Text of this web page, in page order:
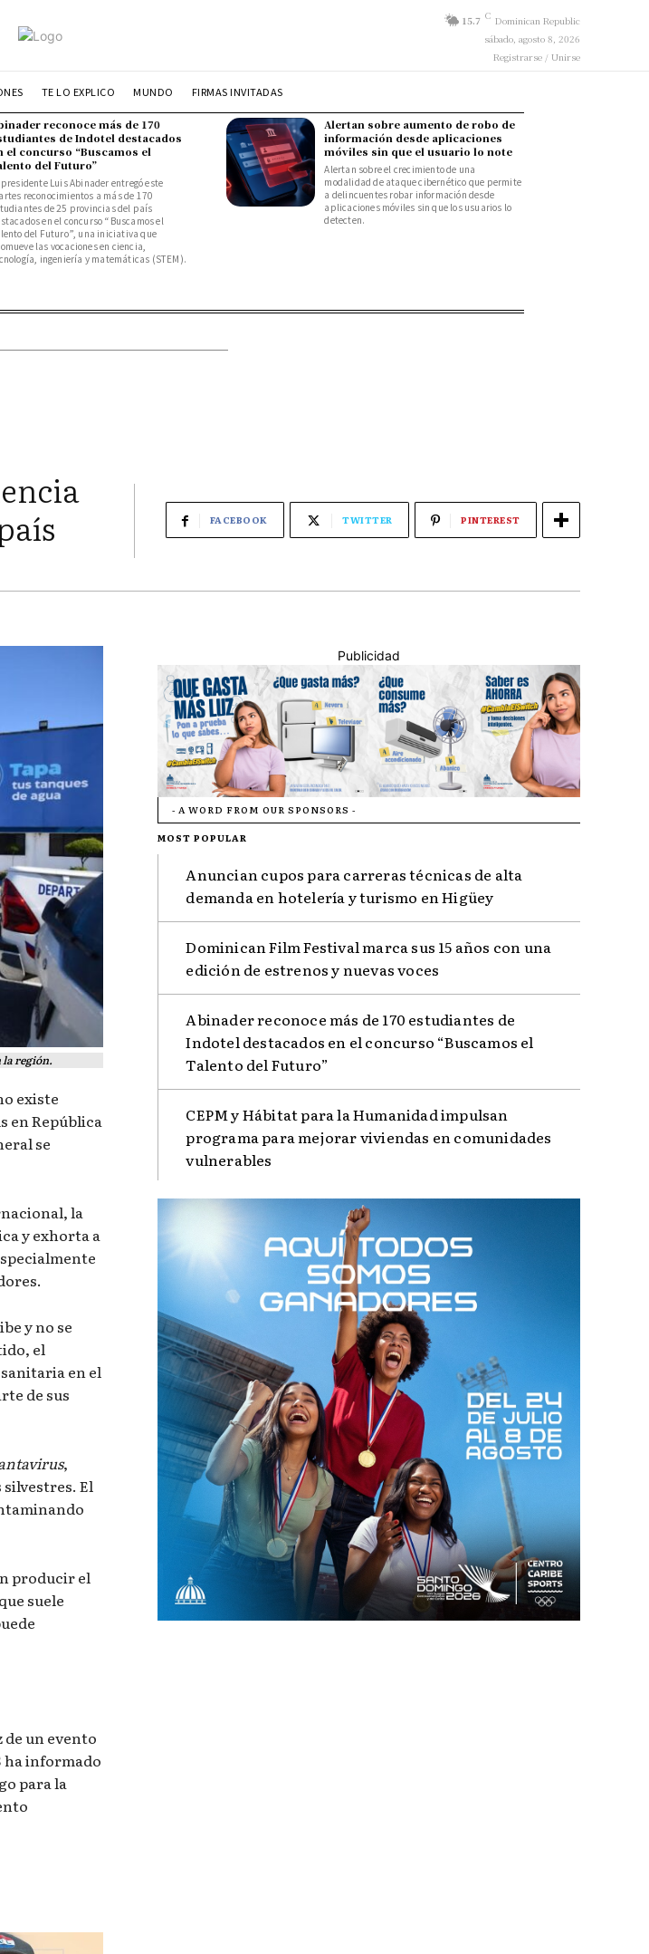
15.7 C Dominican Republic
sábado, agosto 8, 2026
Registrarse / Unirse
TE LO EXPLICO MUNDO FIRMAS INVITADAS
reconoce más de 170
de Indotel destacados
el concurso “Buscamos el
del Futuro”
Luis Abinader entregó este
reconocimientos a más de 170
de 25 provincias del país
en el concurso “Buscamos el
del Futuro”, una iniciativa que
las vocaciones en ciencia,
ingeniería y matemáticas (STEM).
Alertan sobre aumento de robo de
información desde aplicaciones
móviles sin que el usuario lo note
Alertan sobre el crecimiento de una
modalidad de ataque cibernético que permite
a delincuentes robar información desde
aplicaciones móviles sin que los usuarios lo
detecten.
FACEBOOK TWITTER PINTEREST
la región.
existe
en República
se
la
y exhorta a
y no se
el
en el
de sus
,
El
producir el
suele
un evento
ha informado
para la
Publicidad
- A WORD FROM OUR SPONSORS -
MOST POPULAR
Anuncian cupos para carreras técnicas de alta
demanda en hotelería y turismo en Higüey
Dominican Film Festival marca sus 15 años con una
edición de estrenos y nuevas voces
Abinader reconoce más de 170 estudiantes de
Indotel destacados en el concurso “Buscamos el
Talento del Futuro”
CEPM y Hábitat para la Humanidad impulsan
programa para mejorar viviendas en comunidades
vulnerables